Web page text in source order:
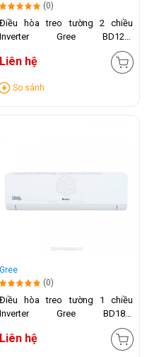
(0)
Điều hòa treo tường 2 chiều
Inverter Gree BD12HI
Liên hệ
So sánh
Gree
(0)
Điều hòa treo tường 1 chiều
Inverter Gree BD18CI
Liên hệ